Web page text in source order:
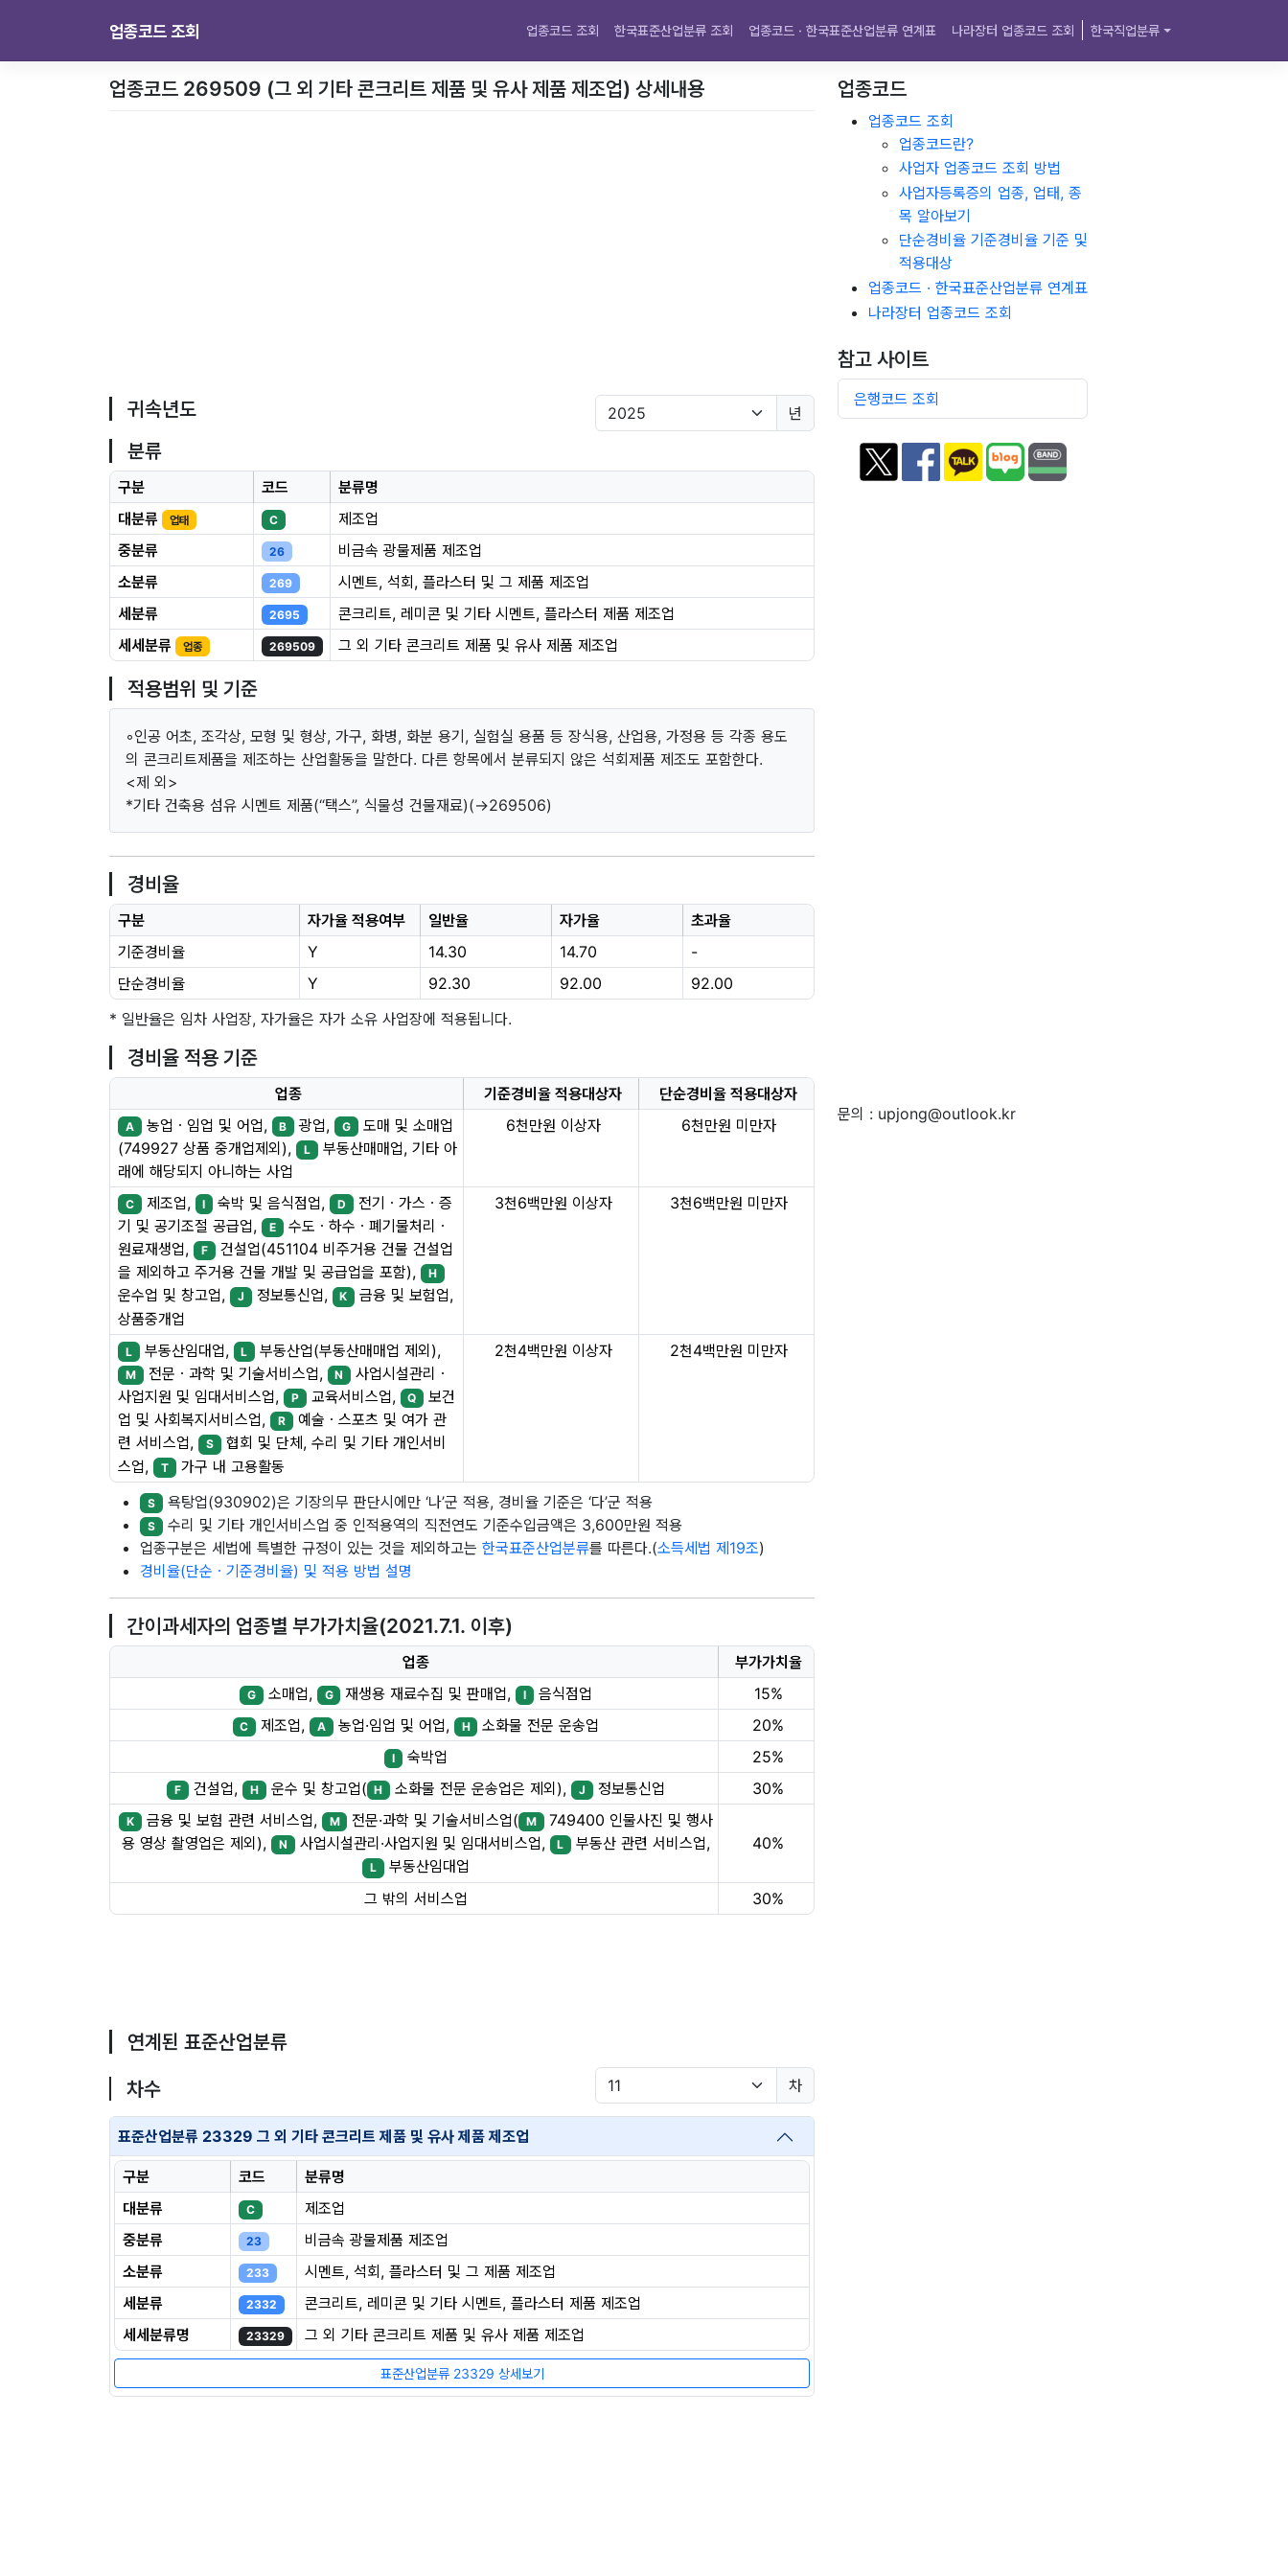
업종코드 조회 업종코드 조회 한국표준산업분류 조회 업종코드 · 한국표준산업분류 연계표 나라장터 업종코드 조회 한국직업분류
업종코드 269509 (그 외 기타 콘크리트 제품 및 유사 제품 제조업) 상세내용
귀속년도 년
분류
구분 코드
분류명
대분류
업태 C
제조업
중분류
26
비금속 광물제품 제조업
소분류
269
시멘트, 석회, 플라스터 및 그 제품 제조업
세분류
2695
콘크리트, 레미콘 및 기타 시멘트, 플라스터 제품 제조업
세세분류
업종 269509 그 외 기타 콘크리트 제품 및 유사 제품 제조업
적용범위 및 기준
◦인공 어초, 조각상, 모형 및 형상, 가구, 화병, 화분 용기, 실험실 용품 등 장식용, 산업용, 가정용 등 각종 용도
의 콘크리트제품을 제조하는 산업활동을 말한다. 다른 항목에서 분류되지 않은 석회제품 제조도 포함한다.
<제 외>
*기타 건축용 섬유 시멘트 제품(“택스”, 식물성 건물재료)(→269506)
경비율
구분 자가율 적용여부 일반율 자가율
초과율
기준경비율
Y 14.30 14.70
-
단순경비율
Y 92.30 92.00
92.00
* 일반율은 임차 사업장, 자가율은 자가 소유 사업장에 적용됩니다.
경비율 적용 기준
업종 기준경비율 적용대상자 단순경비율 적용대상자
A 농업ㆍ임업 및 어업, B 광업, G 도매 및 소매업
(749927 상품 중개업제외),
L 부동산매매업, 기타 아
래에 해당되지 아니하는 사업
6천만원 이상자 6천만원 미만자
C 제조업, I 숙박 및 음식점업, D 전기ㆍ가스ㆍ증
기 및 공기조절 공급업,
E 수도ㆍ하수ㆍ폐기물처리ㆍ
원료재생업,
F 건설업(451104 비주거용 건물 건설업
을 제외하고 주거용 건물 개발 및 공급업을 포함),
H
운수업 및 창고업, J 정보통신업, K
금융 및 보험업,
상품중개업
3천6백만원 이상자 3천6백만원 미만자
L 부동산임대업, L 부동산업(부동산매매업 제외),
M 전문ㆍ과학 및 기술서비스업, N
사업시설관리ㆍ
사업지원 및 임대서비스업,
P 교육서비스업, Q
보건
업 및 사회복지서비스업,
R 예술ㆍ스포츠 및 여가 관
련 서비스업,
S 협회 및 단체, 수리 및 기타 개인서비
스업,
T 가구 내 고용활동
2천4백만원 이상자 2천4백만원 미만자
S 욕탕업(930902)은 기장의무 판단시에만 ‘나’군 적용, 경비율 기준은 ‘다’군 적용
S 수리 및 기타 개인서비스업 중 인적용역의 직전연도 기준수입금액은 3,600만원 적용
업종구분은 세법에 특별한 규정이 있는 것을 제외하고는 한국표준산업분류를 따른다.(소득세법 제19조)
경비율(단순ㆍ기준경비율) 및 적용 방법 설명
간이과세자의 업종별 부가가치율(2021.7.1. 이후)
업종 부가가치율
G 소매업, G 재생용 재료수집 및 판매업, I 음식점업 15%
C 제조업, A 농업·임업 및 어업, H 소화물 전문 운송업 20%
I 숙박업 25%
F 건설업, H 운수 및 창고업( H 소화물 전문 운송업은 제외), J 정보통신업 30%
K 금융 및 보험 관련 서비스업, M 전문·과학 및 기술서비스업( M 749400 인물사진 및 행사
용 영상 촬영업은 제외),
N 사업시설관리·사업지원 및 임대서비스업, L 부동산 관련 서비스업,
L 부동산임대업
40%
그 밖의 서비스업 30%
연계된 표준산업분류
차수
차
표준산업분류 23329 그 외 기타 콘크리트 제품 및 유사 제품 제조업
구분 코드
분류명
대분류
C
제조업
중분류
23
비금속 광물제품 제조업
소분류
233
시멘트, 석회, 플라스터 및 그 제품 제조업
세분류
2332
콘크리트, 레미콘 및 기타 시멘트, 플라스터 제품 제조업
세세분류명
23329 그 외 기타 콘크리트 제품 및 유사 제품 제조업
표준산업분류 23329 상세보기
업종코드
업종코드 조회
업종코드란?
사업자 업종코드 조회 방법
사업자등록증의 업종, 업태, 종
목 알아보기
단순경비율 기준경비율 기준 및
적용대상
업종코드 · 한국표준산업분류 연계표
나라장터 업종코드 조회
참고 사이트
은행코드 조회
문의 : upjong@outlook.kr